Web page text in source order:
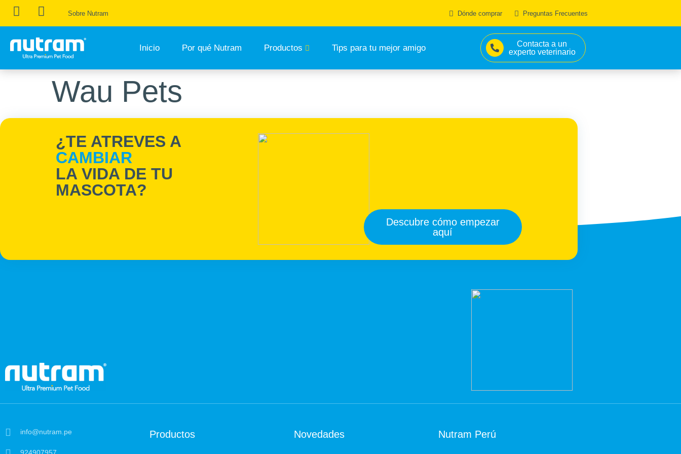
Sobre Nutram Dónde comprar Preguntas Frecuentes
Inicio Por qué Nutram Productos Tips para tu mejor amigo
Contacta a un
experto veterinario
Wau Pets
¿TE ATREVES A
CAMBIAR
LA VIDA DE TU
MASCOTA?
Descubre cómo empezar
aquí
info@nutram.pe Productos Novedades Nutram Perú